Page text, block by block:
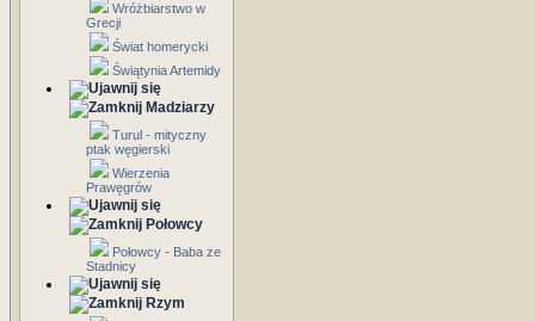
Wróżbiarstwo w
Grecji
Świat homerycki
Świątynia Artemidy
Madziarzy
Turul - mityczny
ptak węgierski
Wierzenia
Prawęgrów
Połowcy
Połowcy - Baba ze
Stadnicy
Rzym